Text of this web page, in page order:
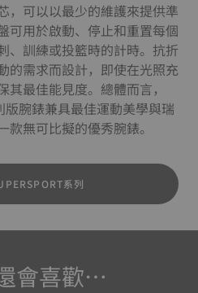
，可以以最少的維護來提供準
可用於啟動、停止和重置每個
、訓練或投籃時的計時。抗折
的需求而設計，即使在光照充
最佳能見度。總體而言，
腕錶兼具最佳運動美學與瑞
款無可比擬的優秀腕錶。
系列
會喜歡…